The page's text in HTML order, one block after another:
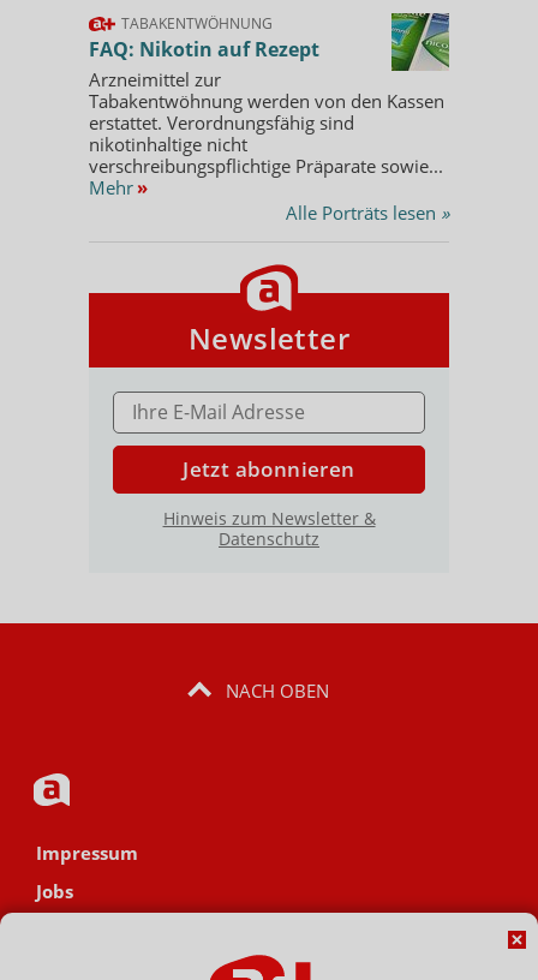
TABAKENTWÖHNUNG
FAQ: Nikotin auf Rezept
Arzneimittel zur
Tabakentwöhnung werden von den Kassen
erstattet. Verordnungsfähig sind
nikotinhaltige nicht
verschreibungspflichtige Präparate sowie...
Mehr »
Alle Porträts lesen »
Newsletter
E-MAIL ADRESSE
Jetzt abonnieren
Hinweis zum Newsletter &
Datenschutz
NACH OBEN
Impressum
Jobs